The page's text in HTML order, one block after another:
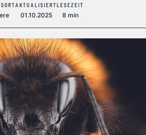
AKTUALISIERT
01.10.2025
LESEZEIT
8 min